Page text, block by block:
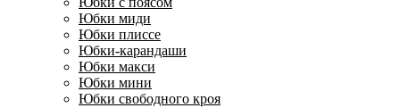
Юбки миди
Юбки плиссе
Юбки-карандаши
Юбки макси
Юбки мини
Юбки свободного кроя